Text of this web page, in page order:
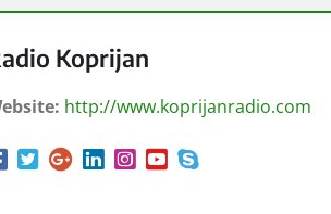
Koprijan
http://www.koprijanradio.com